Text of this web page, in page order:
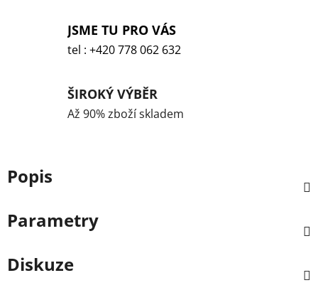
JSME TU PRO VÁS
tel : +420 778 062 632
ŠIROKÝ VÝBĚR
Až 90% zboží skladem
Popis
Parametry
Diskuze